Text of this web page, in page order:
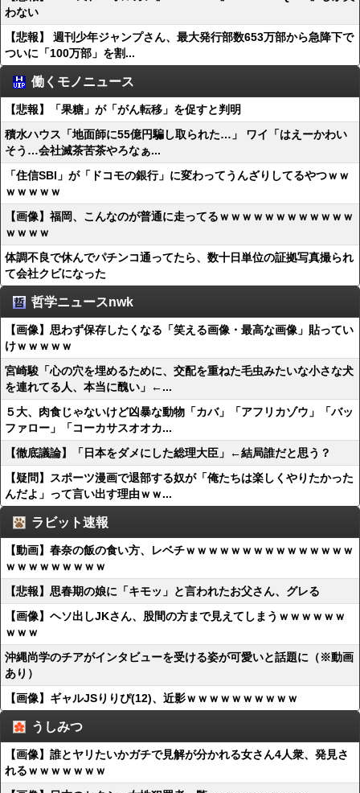
わない
【悲報】 週刊少年ジャンプさん、最大発行部数653万部から急降下で
ついに「100万部」を割...
働くモノニュース
【悲報】「果糖」が「がん転移」を促すと判明
積水ハウス「地面師に55億円騙し取られた…」 ワイ「はえーかわい
そう…会社滅茶苦茶やろなぁ...
「住信SBI」が「ドコモの銀行」に変わってうんざりしてるやつｗｗ
ｗｗｗｗｗ
【画像】福岡、こんなのが普通に走ってるｗｗｗｗｗｗｗｗｗｗｗｗ
ｗｗｗｗ
体調不良で休んでパチンコ通ってたら、数十日単位の証拠写真撮られ
て会社クビになった
哲学ニュースnwk
【画像】思わず保存したくなる「笑える画像・最高な画像」貼ってい
けｗｗｗｗｗ
宮崎駿「心の穴を埋めるために、交配を重ねた毛虫みたいな小さな犬
を連れてる人、本当に醜い」←...
５大、肉食じゃないけど凶暴な動物「カバ」「アフリカゾウ」「バッ
ファロー」「コーカサスオオカ...
【徹底議論】「日本をダメにした総理大臣」←結局誰だと思う？
【疑問】スポーツ漫画で退部する奴が「俺たちは楽しくやりたかった
んだよ」って言い出す理由ｗｗ...
ラビット速報
【動画】春奈の飯の食い方、レベチｗｗｗｗｗｗｗｗｗｗｗｗｗｗｗ
ｗｗｗｗｗｗｗｗｗ
【悲報】思春期の娘に「キモッ」と言われたお父さん、グレる
【画像】ヘソ出しJKさん、股間の方まで見えてしまうｗｗｗｗｗｗ
ｗｗｗ
沖縄尚学のチアがインタビューを受ける姿が可愛いと話題に（※動画
あり）
【画像】ギャルJSりりぴ(12)、近影ｗｗｗｗｗｗｗｗｗｗ
うしみつ
【画像】誰とヤリたいかガチで見解が分かれる女さん4人衆、発見さ
れるｗｗｗｗｗｗｗ